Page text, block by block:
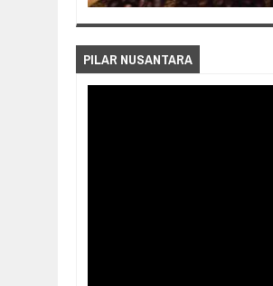
PILAR NUSANTARA